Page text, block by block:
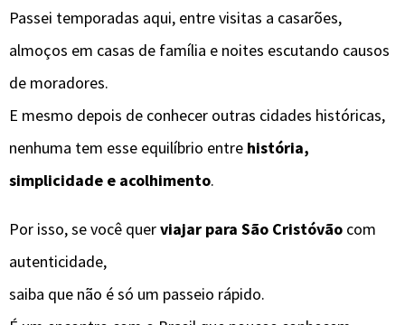
Passei temporadas aqui, entre visitas a casarões,
almoços em casas de família e noites escutando causos
de moradores.
E mesmo depois de conhecer outras cidades históricas,
nenhuma tem esse equilíbrio entre história,
simplicidade e acolhimento.
Por isso, se você querviajar para São Cristóvão com
autenticidade,
saiba que não é só um passeio rápido.